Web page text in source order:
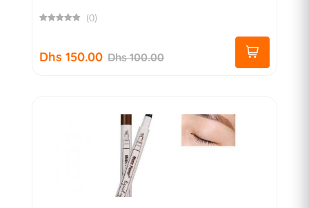
(0)
Dhs 150.00 Dhs 100.00